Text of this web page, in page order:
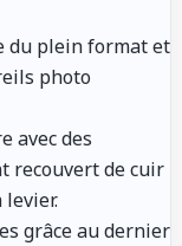
du plein format et
photo
avec des
recouvert de cuir
grâce au dernier